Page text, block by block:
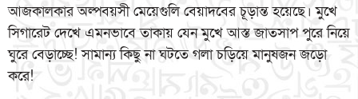
আজকালকার অল্পবয়সী মেয়েগুলি বেয়াদবের চূড়ান্ত হয়েছে। মুখে
সিগারেট দেখে এমনভাবে তাকায় যেন মুখে আস্ত জাতসাপ পুরে নিয়ে
ঘুরে বেড়াচ্ছে! সামান্য কিছু না ঘটতে গলা চড়িয়ে মানুষজন জড়ো
করে!